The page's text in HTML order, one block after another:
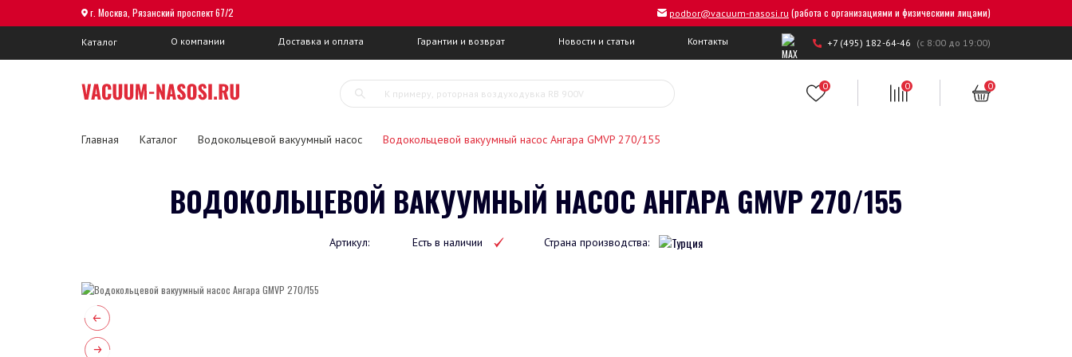
г. Москва, Рязанский проспект 67/2 podbor@vacuum-nasosi.ru (работа с организациями и физическими лицами)
Каталог О компании Доставка и оплата Гарантии и возврат Новости и статьи Контакты +7 (495) 182-64-46 (с 8:00 до 19:00)
0 0 0
Главная Каталог Водокольцевой вакуумный насос Водокольцевой вакуумный насос Ангара GMVP 270/155
ВОДОКОЛЬЦЕВОЙ ВАКУУМНЫЙ НАСОС АНГАРА GMVP 270/155
Артикул: Есть в наличии Страна производства: